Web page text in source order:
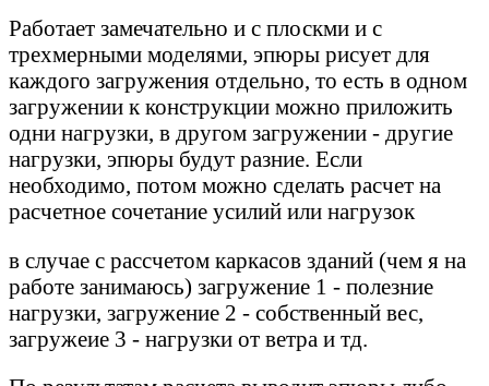
Работает замечательно и с плоскми и с
трехмерными моделями, эпюры рисует для
каждого загружения отдельно, то есть в одном
загружении к конструкции можно приложить
одни нагрузки, в другом загружении - другие
нагрузки, эпюры будут разние. Если
необходимо, потом можно сделать расчет на
расчетное сочетание усилий или нагрузок
в случае с рассчетом каркасов зданий (чем я на
работе занимаюсь) загружение 1 - полезние
нагрузки, загружение 2 - собственный вес,
загружеие 3 - нагрузки от ветра и тд.